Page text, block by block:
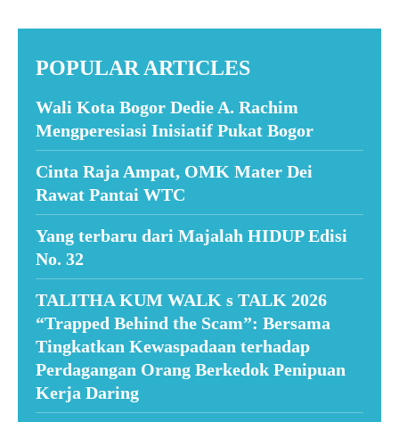
POPULAR ARTICLES
Wali Kota Bogor Dedie A. Rachim
Mengperesiasi Inisiatif Pukat Bogor
Cinta Raja Ampat, OMK Mater Dei
Rawat Pantai WTC
Yang terbaru dari Majalah HIDUP Edisi
No. 32
TALITHA KUM WALK s TALK 2026
“Trapped Behind the Scam”: Bersama
Tingkatkan Kewaspadaan terhadap
Perdagangan Orang Berkedok Penipuan
Kerja Daring